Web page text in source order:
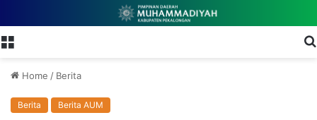
Home / Berita
Berita Berita AUM